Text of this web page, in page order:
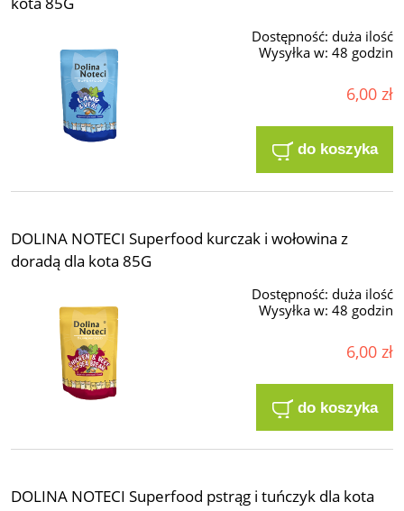
Dostępność: duża ilość
Wysyłka w: 48 godzin
6,00 zł
do koszyka
DOLINA NOTECI Superfood kurczak i wołowina z
doradą dla kota 85G
Dostępność: duża ilość
Wysyłka w: 48 godzin
6,00 zł
do koszyka
DOLINA NOTECI Superfood pstrąg i tuńczyk dla kota